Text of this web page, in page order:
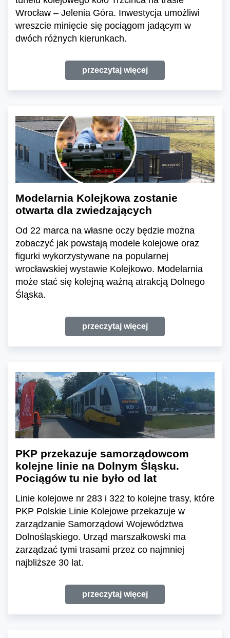
Wrocław – Jelenia Góra. Inwestycja umożliwi
wreszcie minięcie się pociągom jadącym w
dwóch różnych kierunkach.
przeczytaj więcej
Modelarnia Kolejkowa zostanie
otwarta dla zwiedzających
Od 22 marca na własne oczy będzie można
zobaczyć jak powstają modele kolejowe oraz
figurki wykorzystywane na popularnej
wrocławskiej wystawie Kolejkowo. Modelarnia
może stać się kolejną ważną atrakcją Dolnego
Śląska.
przeczytaj więcej
PKP przekazuje samorządowcom
kolejne linie na Dolnym Śląsku.
Pociągów tu nie było od lat
Linie kolejowe nr 283 i 322 to kolejne trasy, które
PKP Polskie Linie Kolejowe przekazuje w
zarządzanie Samorządowi Województwa
Dolnośląskiego. Urząd marszałkowski ma
zarządzać tymi trasami przez co najmniej
najbliższe 30 lat.
przeczytaj więcej